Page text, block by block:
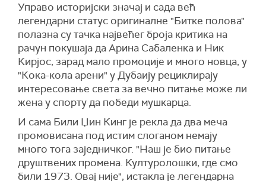
Управо историјски значај и сада већ
легендарни статус оригиналне "Битке полова"
полазна су тачка највећег броја критика на
рачун покушаја да Арина Сабаленка и Ник
Кирјос, зарад мало промоције и много новца, у
"Кока-кола арени" у Дубаију рециклирају
интересовање света за вечно питање може ли
жена у спорту да победи мушкарца.
И сама Били Џин Кинг је рекла да два меча
промовисана под истим слоганом немају
много тога заједничког. "Наш је био питање
друштвених промена. Културолошки, где смо
били 1973. Овај није", истакла је легендарна